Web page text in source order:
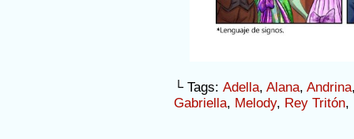
└ Tags: Adella, Alana, Andrina
Gabriella, Melody, Rey Tritón,